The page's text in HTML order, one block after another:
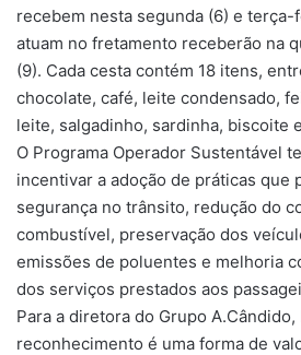
recebem nesta segunda (6) e terça-
atuam no fretamento receberão na
(9). Cada cesta contém 18 itens,
chocolate, café, leite condensado,
leite, salgadinho, sardinha, biscoite
O Programa Operador Sustentável
incentivar a adoção de práticas que
segurança no trânsito, redução do
combustível, preservação dos
emissões de poluentes e melhoria
dos serviços prestados aos
Para a diretora do Grupo A.Cândido,
reconhecimento é uma forma de